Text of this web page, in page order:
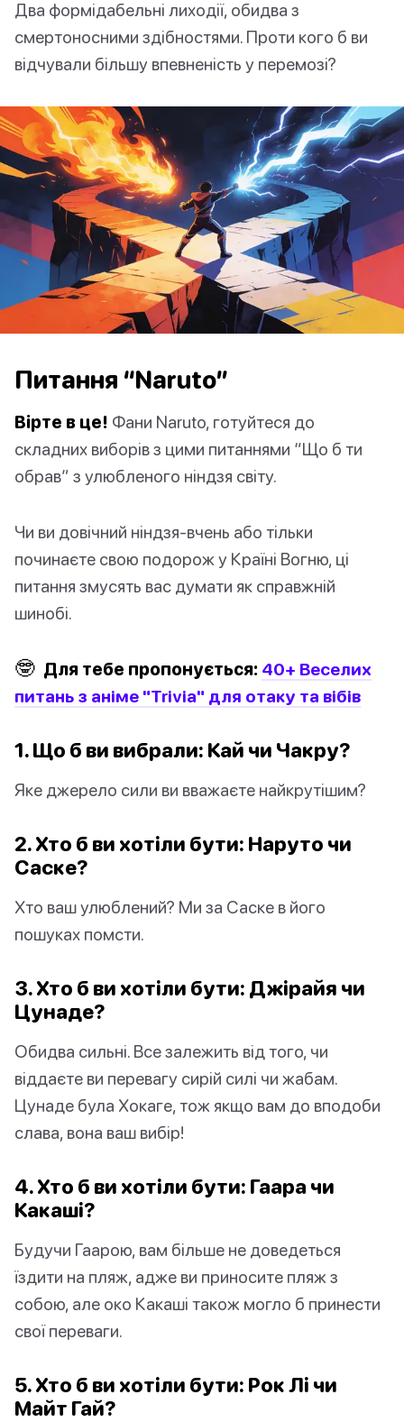
Два формідабельні лиходії, обидва з
смертоносними здібностями. Проти кого б ви
відчували більшу впевненість у перемозі?
Питання “Naruto”
Вірте в це! Фани Naruto, готуйтеся до
складних виборів з цими питаннями “Що б ти
обрав” з улюбленого ніндзя світу.
Чи ви довічний ніндзя-вчень або тільки
починаєте свою подорож у Країні Вогню, ці
питання змусять вас думати як справжній
шинобі.
🤓 Для тебе пропонується: 40+ Веселих
питань з аніме "Trivia" для отаку та вібів
1. Що б ви вибрали: Кай чи Чакру?
Яке джерело сили ви вважаєте найкрутішим?
2. Хто б ви хотіли бути: Наруто чи
Саске?
Хто ваш улюблений? Ми за Саске в його
пошуках помсти.
3. Хто б ви хотіли бути: Джірайя чи
Цунаде?
Обидва сильні. Все залежить від того, чи
віддаєте ви перевагу сирій силі чи жабам.
Цунаде була Хокаге, тож якщо вам до вподоби
слава, вона ваш вибір!
4. Хто б ви хотіли бути: Гаара чи
Какаші?
Будучи Гаарою, вам більше не доведеться
їздити на пляж, адже ви приносите пляж з
собою, але око Какаші також могло б принести
свої переваги.
5. Хто б ви хотіли бути: Рок Лі чи
Майт Гай?